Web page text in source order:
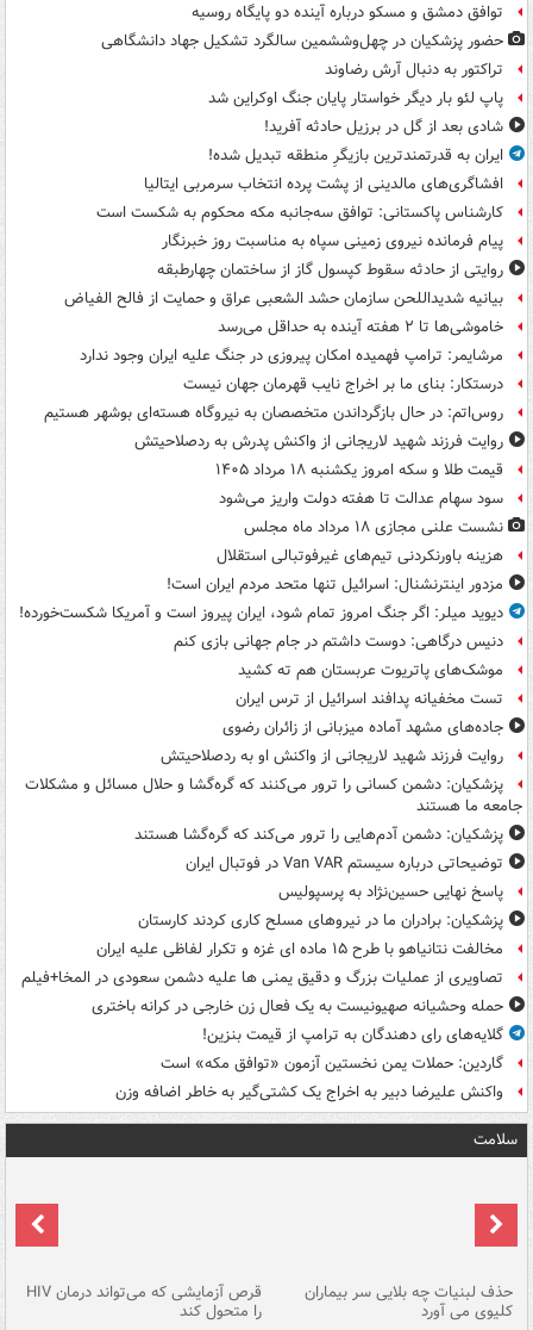
توافق دمشق و مسکو درباره آینده دو پایگاه روسیه
حضور پزشکیان در چهل‌وششمین سالگرد تشکیل جهاد دانشگاهی
تراکتور به دنبال آرش رضاوند
پاپ لئو بار دیگر خواستار پایان جنگ اوکراین شد
شادی بعد از گل در برزیل حادثه آفرید!
ایران به قدرتمندترین بازیگرِ منطقه تبدیل شده!
افشاگری‌های مالدینی از پشت پرده انتخاب سرمربی ایتالیا
کارشناس پاکستانی: توافق سه‌جانبه مکه محکوم به شکست است
پیام فرمانده نیروی زمینی سپاه به مناسبت روز خبرنگار
روایتی از حادثه سقوط کپسول گاز از ساختمان چهارطبقه
بیانیه شدیداللحن سازمان حشد الشعبی عراق و حمایت از فالح الفیاض
خاموشی‌ها تا ۲ هفته آینده به حداقل می‌رسد
مرشایمر: ترامپ فهمیده امکان پیروزی در جنگ علیه ایران وجود ندارد
درستکار: بنای ما بر اخراج نایب قهرمان جهان نیست
روس‌اتم: در حال بازگرداندن متخصصان به نیروگاه هسته‌ای بوشهر هستیم
روایت فرزند شهید لاریجانی از واکنش پدرش به ردصلاحیتش
قیمت طلا و سکه امروز یکشنبه ۱۸ مرداد ۱۴۰۵
سود سهام عدالت تا هفته دولت واریز می‌شود
نشست علنی مجازی ۱۸ مرداد ماه مجلس
هزینه باورنکردنی تیم‌های غیرفوتبالی استقلال
مزدور اینترنشنال: اسرائیل تنها متحد مردم ایران است!
دیوید میلر: اگر جنگ امروز تمام شود، ایران پیروز است و آمریکا شکست‌خورده!
دنیس درگاهی: دوست داشتم در جام جهانی بازی کنم
موشک‌های پاتریوت عربستان هم ته‌ کشید
تست مخفیانه پدافند اسرائیل از ترس ایران
جاده‌های مشهد آماده میزبانی از زائران رضوی
روایت فرزند شهید لاریجانی از واکنش او به ردصلاحیتش
پزشکیان: دشمن کسانی را ترور می‌کنند که گره‌گشا و حلال مسائل و مشکلات
جامعه ما هستند
پزشکیان: دشمن آدم‌هایی را ترور می‌کند که گره‌گشا هستند
توضیحاتی درباره سیستم Van VAR در فوتبال ایران
پاسخ نهایی حسین‌نژاد به پرسپولیس
پزشکیان: برادران ما در نیروهای مسلح کاری کردند کارستان
مخالفت نتانیاهو با طرح ۱۵ ماده ای غزه و تکرار لفاظی علیه ایران
تصاویری از عملیات بزرگ و دقیق یمنی ها علیه دشمن سعودی در المخا+فیلم
حمله وحشیانه صهیونیست به یک فعال زن خارجی در کرانه باختری
گلایه‌های رای دهندگان به ترامپ از قیمت بنزین!
گاردین: حملات یمن نخستین آزمون «توافق مکه» است
واکنش علیرضا دبیر به اخراج یک کشتی‌گیر به خاطر اضافه وزن
سلامت
حذف لبنیات چه بلایی سر بیماران
کلیوی می آورد
قرص آزمایشی که می‌تواند درمان HIV
را متحول کند